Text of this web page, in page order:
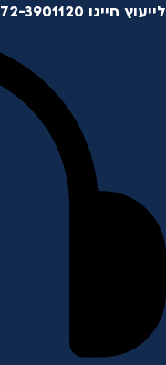
לייעוץ חייגו 072-3901120